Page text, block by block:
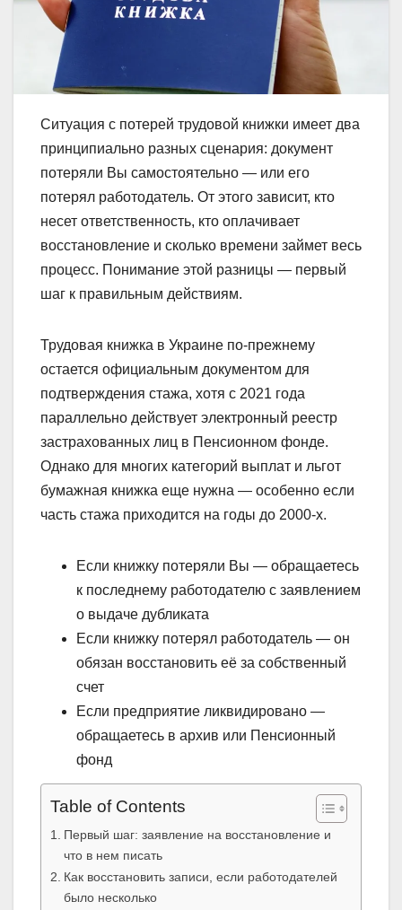
Ситуация с потерей трудовой книжки имеет два
принципиально разных сценария: документ
потеряли Вы самостоятельно — или его
потерял работодатель. От этого зависит, кто
несет ответственность, кто оплачивает
восстановление и сколько времени займет весь
процесс. Понимание этой разницы — первый
шаг к правильным действиям.
Трудовая книжка в Украине по-прежнему
остается официальным документом для
подтверждения стажа, хотя с 2021 года
параллельно действует электронный реестр
застрахованных лиц в Пенсионном фонде.
Однако для многих категорий выплат и льгот
бумажная книжка еще нужна — особенно если
часть стажа приходится на годы до 2000-х.
Если книжку потеряли Вы — обращаетесь
к последнему работодателю с заявлением
о выдаче дубликата
Если книжку потерял работодатель — он
обязан восстановить её за собственный
счет
Если предприятие ликвидировано —
обращаетесь в архив или Пенсионный
фонд
Table of Contents
Первый шаг: заявление на восстановление и
что в нем писать
Как восстановить записи, если работодателей
было несколько